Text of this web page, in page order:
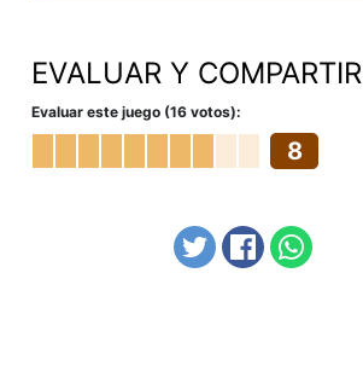
EVALUAR Y COMPARTIR
Evaluar este juego (16 votos):
8